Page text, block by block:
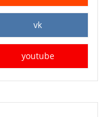
vk
youtube